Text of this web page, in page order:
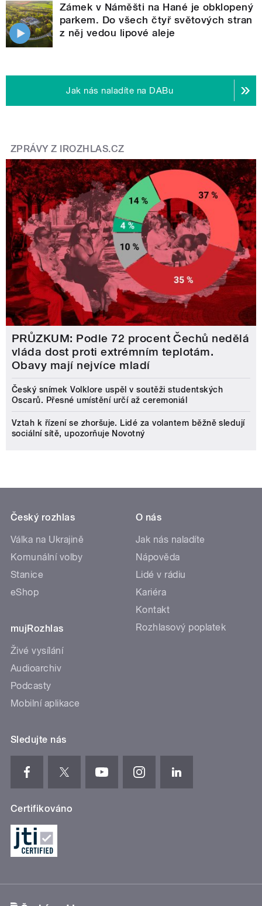
Zámek v Náměšti na Hané je obklopený
parkem. Do všech čtyř světových stran
z něj vedou lipové aleje
Jak nás naladíte na DABu
ZPRÁVY Z IROZHLAS.CZ
PRŮZKUM: Podle 72 procent Čechů nedělá
vláda dost proti extrémním teplotám.
Obavy mají nejvíce mladí
Český snímek Volklore uspěl v soutěži studentských
Oscarů. Přesné umístění určí až ceremoniál
Vztah k řízení se zhoršuje. Lidé za volantem běžně sledují
sociální sítě, upozorňuje Novotný
Český rozhlas
Válka na Ukrajině
Komunální volby
Stanice
eShop
mujRozhlas
Živé vysílání
Audioarchiv
Podcasty
Mobilní aplikace
O nás
Jak nás naladíte
Nápověda
Lidé v rádiu
Kariéra
Kontakt
Rozhlasový poplatek
Sledujte nás
Certifikováno